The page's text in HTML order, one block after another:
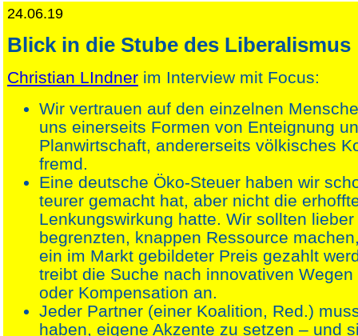
24.06.19
Blick in die Stube des Liberalismus
Christian LIndner im Interview mit Focus:
Wir vertrauen auf den einzelnen
uns einerseits Formen von Enteignung
Planwirtschaft, andererseits völkisches
fremd.
Eine deutsche Öko-Steuer haben wir
teurer gemacht hat, aber nicht die
Lenkungswirkung hatte. Wir sollten
begrenzten, knappen Ressource
ein im Markt gebildeter Preis gezahlt
treibt die Suche nach innovativen
oder Kompensation an.
Jeder Partner (einer Koalition, Red.)
haben, eigene Akzente zu setzen – und